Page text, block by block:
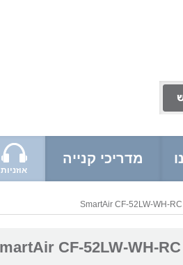
מדריכי קנייה
אוזניות